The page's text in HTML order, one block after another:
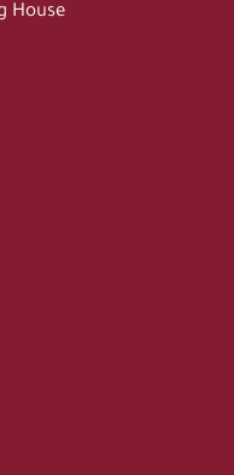
House